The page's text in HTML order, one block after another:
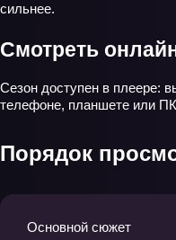
сильнее.
Смотреть
Сезон доступен в плеере:
телефоне, планшете или ПК
Порядок
Основной сюжет